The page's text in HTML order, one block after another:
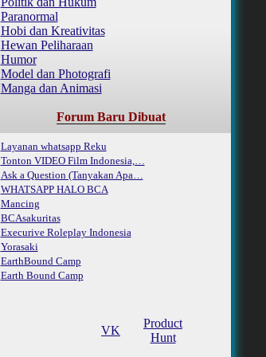
Paranormal
Hobi dan Kreativitas
Hewan Peliharaan
Humor
Model dan Photografi
Manga dan Animasi
Forum Baru Dibuat
Layanan whatsapp Reku
Tonton VIDEO Film Indonesia,…
Ask a Question (Tanyakan Apa…
WHATSAPP HALO BCA
Mancing
BCAsakuritas
Execurive Roleplay Indonesia
Yorasaki
EarthBound Camp
Earth Bound Camp
VK
Product
Hunt